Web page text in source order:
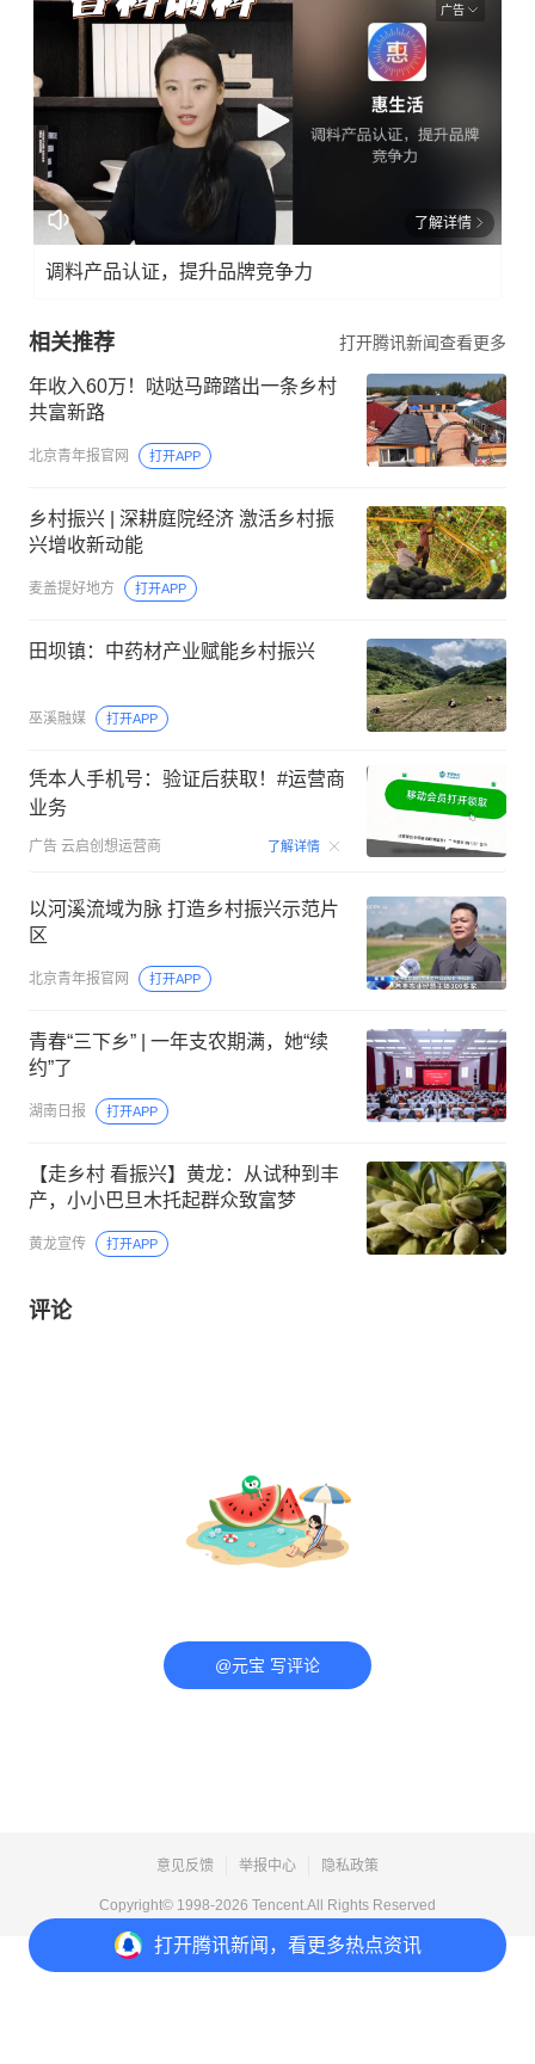
打开腾讯新闻，看更多热点资讯
广告
了解详情
调料产品认证，提升品牌竞争力
相关推荐 打开腾讯新闻查看更多
年收入60万！哒哒马蹄踏出一条乡村
共富新路
北京青年报官网 打开APP
乡村振兴 | 深耕庭院经济 激活乡村振
兴增收新动能
麦盖提好地方 打开APP
田坝镇：中药材产业赋能乡村振兴
巫溪融媒 打开APP
凭本人手机号：验证后获取！#运营商
业务
广告 云启创想运营商 了解详情 00:15
以河溪流域为脉 打造乡村振兴示范片
区
北京青年报官网 打开APP
青春“三下乡” | 一年支农期满，她“续
约”了
湖南日报 打开APP
【走乡村 看振兴】黄龙：从试种到丰
产，小小巴旦木托起群众致富梦
黄龙宣传 打开APP
评论
@元宝 写评论
意见反馈 举报中心 隐私政策
Copyright© 1998-2026 Tencent.All Rights Reserved